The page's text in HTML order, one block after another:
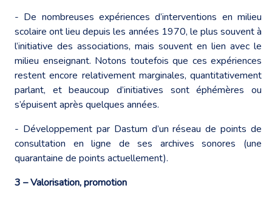
- De nombreuses expériences d’interventions en milieu
scolaire ont lieu depuis les années 1970, le plus souvent à
l’initiative des associations, mais souvent en lien avec le
milieu enseignant. Notons toutefois que ces expériences
restent encore relativement marginales, quantitativement
parlant, et beaucoup d’initiatives sont éphémères ou
s’épuisent après quelques années.
- Développement par Dastum d’un réseau de points de
consultation en ligne de ses archives sonores (une
quarantaine de points actuellement).
3 – Valorisation, promotion